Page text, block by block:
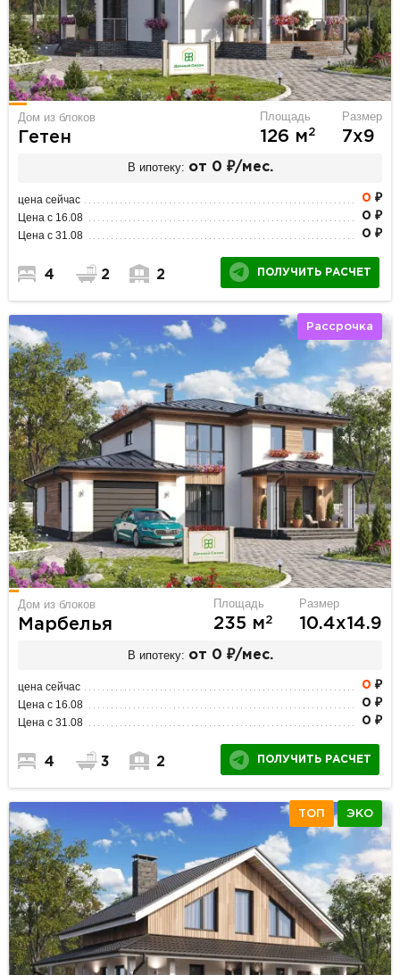
Дом из блоков
Гетен
Площадь
126 м2
Размер
7х9
В ипотеку: от 0 ₽/мес.
цена сейчас 0 ₽
Цена с 16.08 0 ₽
Цена с 31.08 0 ₽
4 2 2 ПОЛУЧИТЬ РАСЧЕТ
Рассрочка
Дом из блоков
Марбелья
Площадь
235 м2
Размер
10.4х14.9
В ипотеку: от 0 ₽/мес.
цена сейчас 0 ₽
Цена с 16.08 0 ₽
Цена с 31.08 0 ₽
4 3 2 ПОЛУЧИТЬ РАСЧЕТ
ТОП ЭКО